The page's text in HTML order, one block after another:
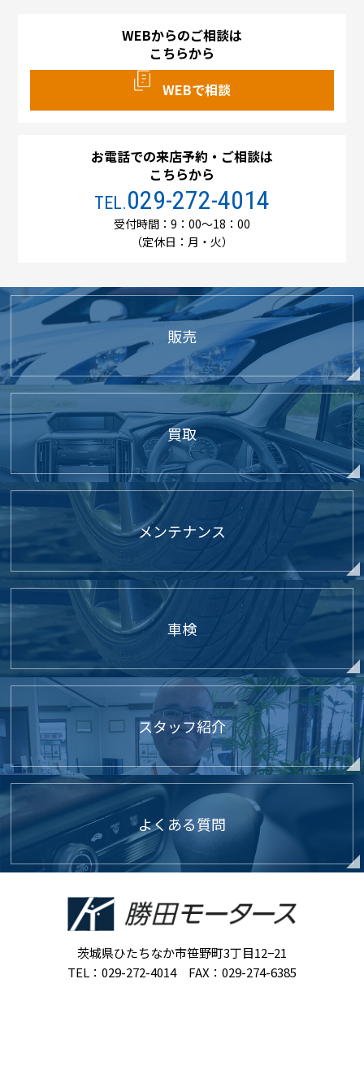
WEBからのご相談は
こちらから
WEBで相談
お電話での来店予約・ご相談は
こちらから
TEL.029-272-4014
受付時間：9：00～18：00
（定休日：月・火）
販売
買取
メンテナンス
車検
スタッフ紹介
よくある質問
茨城県ひたちなか市笹野町3丁目12−21
TEL：029-272-4014 FAX：029-274-6385